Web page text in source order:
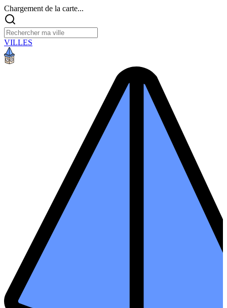
Chargement de la carte...
VILLES